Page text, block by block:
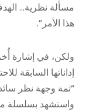
مسألة نظرية…
هذا الأمر”.
ولكن، في إشارة
إداناتها السابقة
“ثمة وجهة نظر
واستشهد بسلسلة